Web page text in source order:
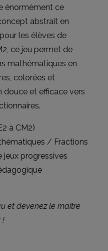
énormément ce
abstrait en
les élèves de
ce jeu permet de
mathématiques en
colorées et
douce et efficace vers
à CM2)
/ Fractions
jeux progressives
et devenez le maître
!